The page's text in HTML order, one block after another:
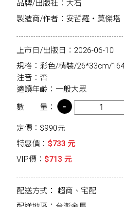
品牌/出版社：大石
製造商/作者：安哲羅‧莫傑塔
上市日/出版日：2026-06-10
規格：彩色/精裝/26*33cm/
注音：否
適讀年齡：一般大眾
數 量：
定價：$990元
特惠價： $733 元
VIP價： $713 元
配送方式： 超商、宅配